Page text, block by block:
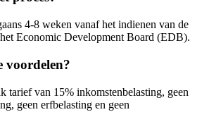
4-8 weken vanaf het indienen van de
Economic Development Board (EDB).
voordelen?
tarief van 15% inkomstenbelasting, geen
geen erfbelasting en geen